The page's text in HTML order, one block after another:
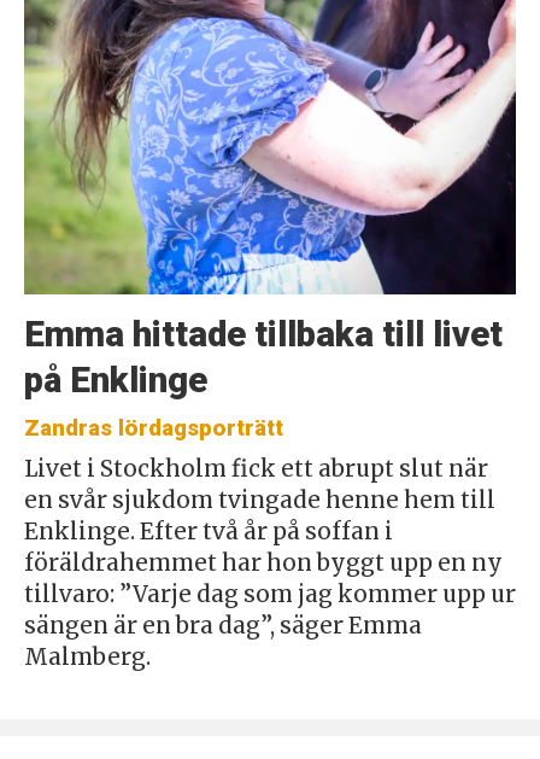
Emma hittade tillbaka till livet
på Enklinge
Zandras lördagsporträtt
Livet i Stockholm fick ett abrupt slut när
en svår sjukdom tvingade henne hem till
Enklinge. Efter två år på soffan i
föräldrahemmet har hon byggt upp en ny
tillvaro: ”Varje dag som jag kommer upp ur
sängen är en bra dag”, säger Emma
Malmberg.